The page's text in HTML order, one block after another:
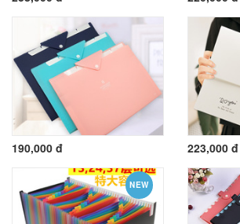
190,000 đ 223,000 đ
NEW